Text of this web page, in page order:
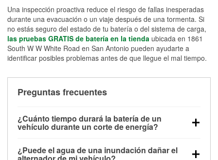
Una inspección proactiva reduce el riesgo de fallas inesperadas
durante una evacuación o un viaje después de una tormenta. Si
no estás seguro del estado de tu batería o del sistema de carga,
las pruebas GRATIS de batería en la tienda ubicada en 1861
South W W White Road en San Antonio pueden ayudarte a
identificar posibles problemas antes de que llegue el mal tiempo.
Preguntas frecuentes
¿Cuánto tiempo durará la batería de un
vehículo durante un corte de energía?
alimentar pequeños accesorios durante un tiempo
¿Puede el agua de una inundación dañar el